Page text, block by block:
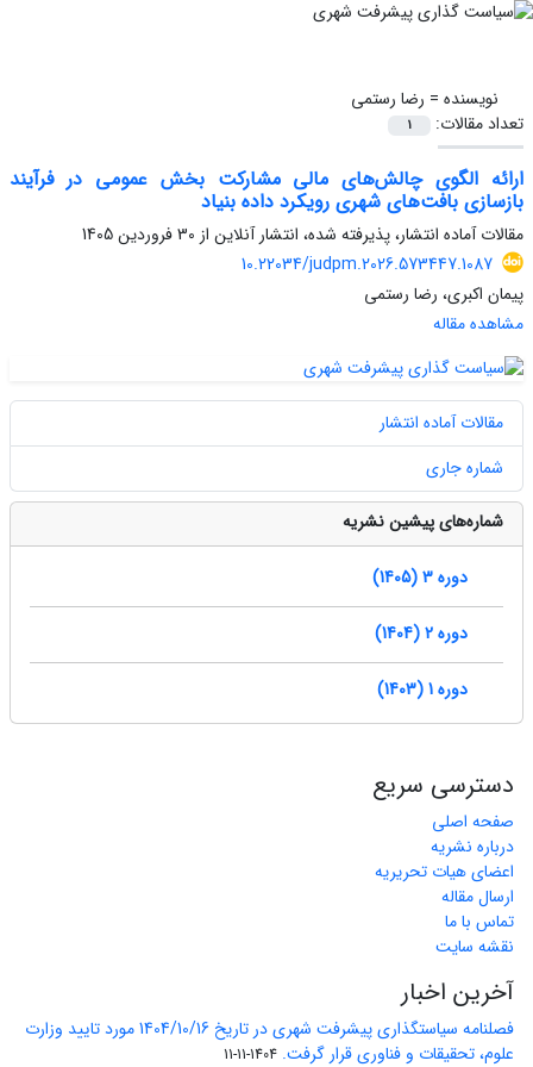
نویسنده = رضا رستمی
تعداد مقالات:
1
ارائه الگوی چالش‌های مالی مشارکت بخش عمومی در فرآیند
بازسازی بافت‌های شهری رویکرد داده بنیاد
مقالات آماده انتشار، پذیرفته شده، انتشار آنلاین از 30 فروردین 1405
10.22034/judpm.2026.573447.1087
پیمان اکبری، رضا رستمی
مشاهده مقاله
مقالات آماده انتشار
شماره جاری
شماره‌های پیشین نشریه
دوره 3 (1405)
دوره 2 (1404)
دوره 1 (1403)
دسترسی سریع
صفحه اصلی
درباره نشریه
اعضای هیات تحریریه
ارسال مقاله
تماس با ما
نقشه سایت
آخرین اخبار
فصلنامه سیاستگذاری پیشرفت شهری در تاریخ 1404/10/16 مورد تایید وزارت
علوم، تحقیقات و فناوری قرار گرفت. 1404-11-11